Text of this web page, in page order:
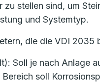
zu stellen sind, um
und Systemtyp.
die die VDI 2035
Soll je nach Anlage
Bereich soll